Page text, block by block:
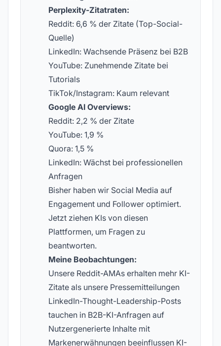
Perplexity-Zitatraten:
Reddit: 6,6 % der Zitate (Top-Social-
Quelle)
LinkedIn: Wachsende Präsenz bei B2B
YouTube: Zunehmende Zitate bei
Tutorials
TikTok/Instagram: Kaum relevant
Google AI Overviews:
Reddit: 2,2 % der Zitate
YouTube: 1,9 %
Quora: 1,5 %
LinkedIn: Wächst bei professionellen
Anfragen
Bisher haben wir Social Media auf
Engagement und Follower optimiert.
Jetzt ziehen KIs von diesen
Plattformen, um Fragen zu
beantworten.
Meine Beobachtungen:
Unsere Reddit-AMAs erhalten mehr KI-
Zitate als unsere Pressemitteilungen
LinkedIn-Thought-Leadership-Posts
tauchen in B2B-KI-Anfragen auf
Nutzer­generierte Inhalte mit
Markenerwähnungen beeinflussen KI-